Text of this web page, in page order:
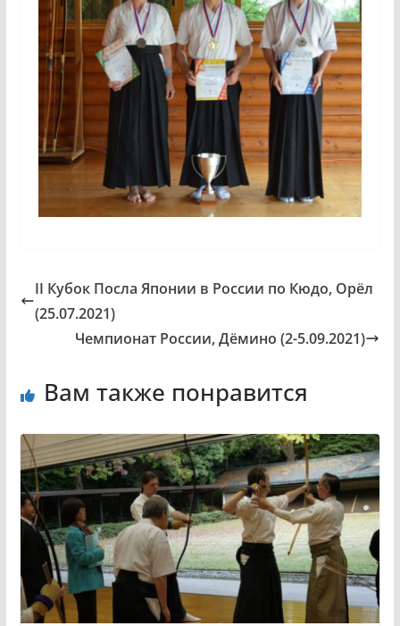
II Кубок Посла Японии в России по Кюдо, Орёл
(25.07.2021)
Чемпионат Росcии, Дёмино (2-5.09.2021)
Вам также понравится